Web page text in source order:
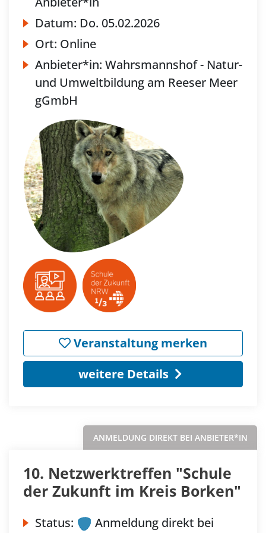
Datum: Do. 05.02.2026
Ort: Online
Anbieter*in: Wahrsmannshof - Natur-
und Umweltbildung am Reeser Meer
gGmbH
Veranstaltung merken
weitere Details
ANMELDUNG DIREKT BEI ANBIETER*IN
10. Netzwerktreffen "Schule
der Zukunft im Kreis Borken"
Status:
Anmeldung direkt bei